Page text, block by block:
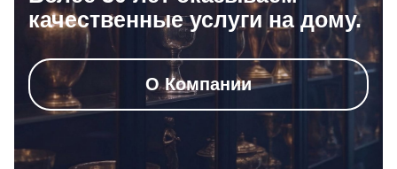
качественные услуги на дому.
О Компании